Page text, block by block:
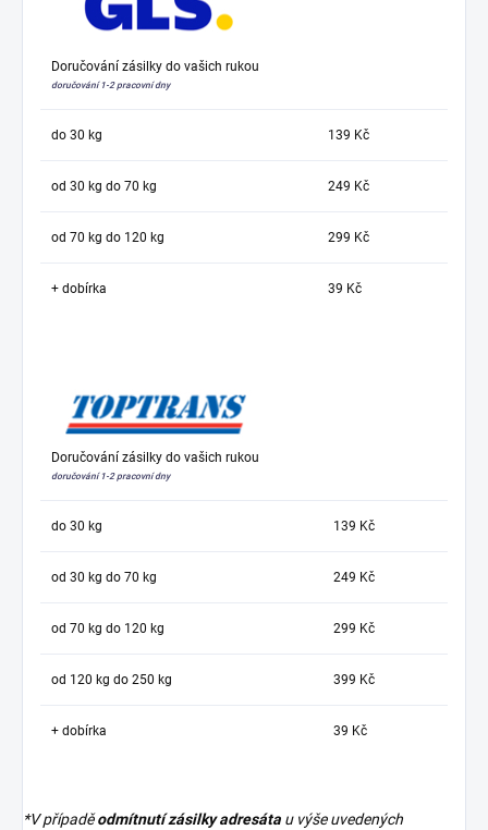
Doručování zásilky do vašich rukou
doručování 1-2 pracovní dny
do 30 kg 139 Kč
od 30 kg do 70 kg 249 Kč
od 70 kg do 120 kg 299 Kč
+ dobírka 39 Kč
Doručování zásilky do vašich rukou
doručování 1-2 pracovní dny
do 30 kg 139 Kč
od 30 kg do 70 kg 249 Kč
od 70 kg do 120 kg 299 Kč
od 120 kg do 250 kg 399 Kč
+ dobírka 39 Kč
*V případěodmítnutí zásilky adresáta u výše uvedených